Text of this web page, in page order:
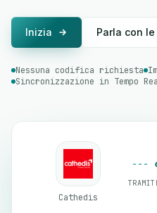
Inizia Parla con
Nessuna codifica richiesta
Sincronizzazione in Tempo
Cathedis